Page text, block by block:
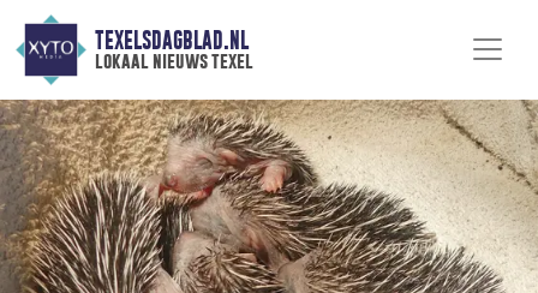
TEXELSDAGBLAD.NL
lokaal nieuws texel